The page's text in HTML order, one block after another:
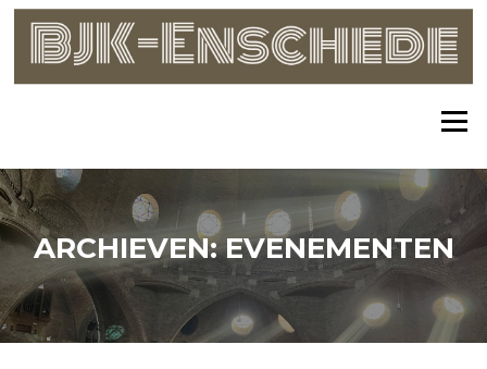
Skip
content
Menu
ARCHIEVEN:EVENEMENTEN